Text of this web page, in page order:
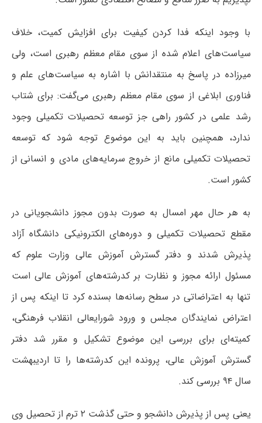
با وجود اینکه فدا کردن کیفیت برای افزایش کمیت، خلاف
سیاست‌های اعلام شده از سوی مقام معظم رهبری است، ولی
میرزاده در پاسخ به منتقدانش با اشاره به سیاست‌های علم و
فناوری ابلاغی از سوی مقام معظم رهبری می‌گفت: برای شتاب
رشد علمی در کشور راهی جز توسعه تحصیلات تکمیلی وجود
ندارد، همچنین باید به این موضوع توجه شود که توسعه
تحصیلات تکمیلی مانع از خروج سرمایه‌های مادی و انسانی از
کشور است.
به هر حال مهر امسال به صورت بدون مجوز دانشجویانی در
مقطع تحصیلات تکمیلی و دوره‌های الکترونیکی دانشگاه آزاد
پذیرش شدند و دفتر گسترش آموزش عالی وزارت علوم که
مسئول ارائه مجوز و نظارت بر کدرشته‌های آموزش عالی است
تنها به اعتراضاتی در سطح رسانه‌ها بسنده کرد تا اینکه پس از
اعتراض نمایندگان مجلس و ورود شورایعالی انقلاب فرهنگی،
کمیته‌ای برای بررسی این موضوع تشکیل و مقرر شد دفتر
گسترش آموزش عالی، پرونده این کدرشته‌ها را تا اردیبهشت
سال ۹۴ بررسی کند.
یعنی پس از پذیرش دانشجو و حتی گذشت ۲ ترم از تحصیل وی